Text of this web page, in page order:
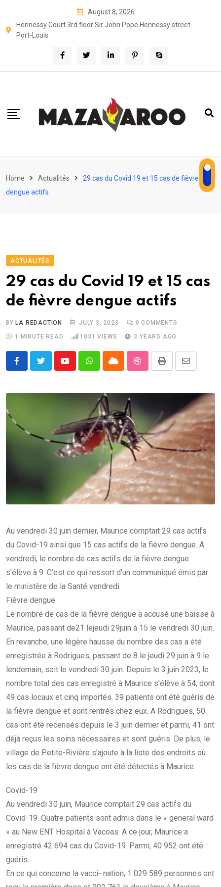
content
August 8, 2026
Hennessy Court 3rd floor Sir John Pope Hennessy street
Port-Louis
Home Actualités
29 cas du Covid 19 et 15 cas de fièvre
dengue actifs
ACTUALITÉS
29 cas du Covid 19 et 15 cas
de fièvre dengue actifs
BYLA REDACTION JULY 3, 2023 0 COMMENTS
1 MINUTE READ
1031 VIEWS 3 YEARS AGO
YoutubeWhatsappCloud StumbleUpon
Print
Share
Email
Au vendredi 30 juin dernier, Maurice comptait 29 cas actifs
du Covid-19 ainsi que 15 cas actifs de la fièvre dengue. A
vendredi, le nombre de cas actifs de la fièvre dengue
s’élève à 9. C’est ce qui ressort d’un communiqué émis par
le ministère de la Santé vendredi.
Fièvre dengue
Le nombre de cas de la fièvre dengue a accusé une baisse à
Maurice, passant de21 lejeudi 29juin à 15 le vendredi 30 juin.
En revanche, une légère hausse du nombre des cas a été
enregistrée à Rodrigues, passant de 8 le jeudi 29 juin à 9 le
lendemain, soit le vendredi 30 juin. Depuis le 3 juin 2023, le
nombre total des cas enregistré à Maurice s’élève à 54, dont
49 cas locaux et cinq importés. 39 patients ont été guéris de
la fièvre dengue et sont rentrés chez eux. A Rodrigues, 50
cas ont été recensés depuis le 3 juin dernier et parmi, 41 ont
déjà reçus les soins nécessaires et sont guéris. De plus, le
village de Petite-Rivière s’ajoute à la liste des endroits où
les cas de la fièvre dengue ont été détectés à Maurice.
Covid-19
Au vendredi 30 juin, Maurice comptait 29 cas actifs du
Covid-19. Quatre patients sont admis dans le « general ward
» au New ENT Hospital à Vacoas. A ce jour, Maurice a
enregistré 42 694 cas du Covid-19. Parmi, 40 952 ont été
guéris.
En ce qui concerne la vacci- nation, 1 029 589 personnes ont